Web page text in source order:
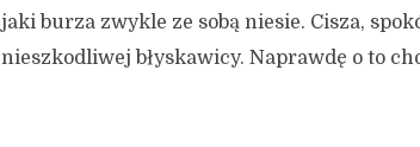
jaki burza zwykle ze sobą niesie. Cisza,
nieszkodliwej błyskawicy. Naprawdę o to